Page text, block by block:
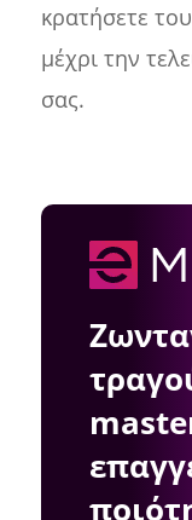
κρατήσετε
μέχρι την
σας.